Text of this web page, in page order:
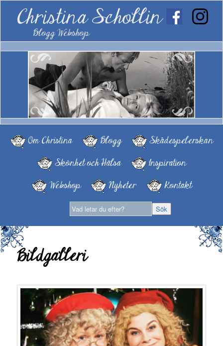
Christina Schollin
Blogg Webshop
Om Christina Blogg
Skådespelerskan
Skönhet och Hälsa
Inspiration
Webshop
Nyheter Kontakt
Bildgalleri